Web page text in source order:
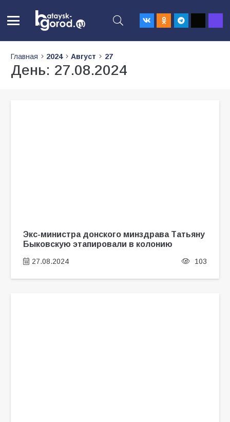
Главная 2024 Август 27
День: 27.08.2024
Экс-министра донского минздрава Татьяну
Быковскую этапировали в колонию
27.08.2024 103